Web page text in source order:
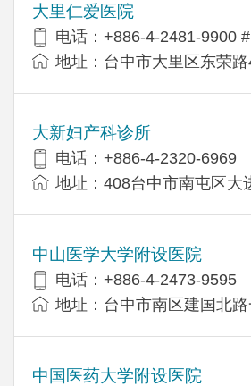
大里仁爱医院
电话：+886-4-2481-9900
地址：台中市大里区东荣
大新妇产科诊所
电话：+886-4-2320-6969
地址：408台中市南屯区大
中山医学大学附设医院
电话：+886-4-2473-9595
地址：台中市南区建国北
中国医药大学附设医院